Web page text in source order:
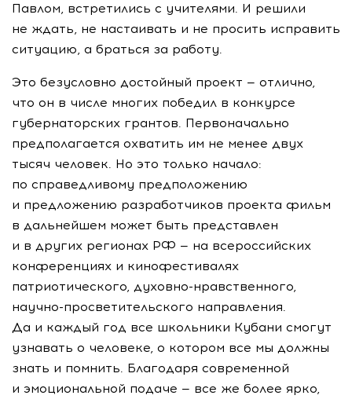
Павлом, встретились с учителями. И решили
не ждать, не настаивать и не просить исправить
ситуацию, а браться за работу.
Это безусловно достойный проект — отлично,
что он в числе многих победил в конкурсе
губернаторских грантов. Первоначально
предполагается охватить им не менее двух
тысяч человек. Но это только начало:
по справедливому предположению
и предложению разработчиков проекта фильм
в дальнейшем может быть представлен
и в других регионах РФ — на всероссийских
конференциях и кинофестивалях
патриотического, духовно-нравственного,
научно-просветительского направления.
Да и каждый год все школьники Кубани смогут
узнавать о человеке, о котором все мы должны
знать и помнить. Благодаря современной
и эмоциональной подаче — все же более ярко,